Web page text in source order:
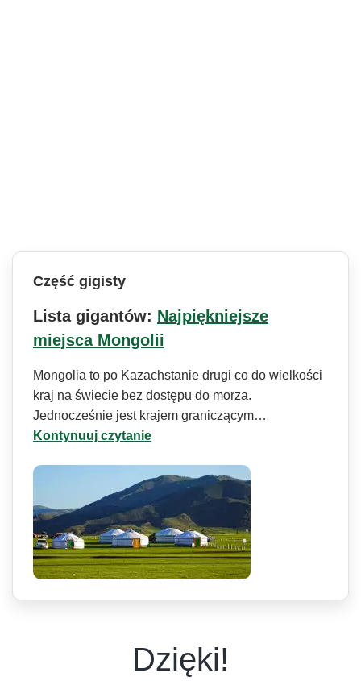
Część gigisty
Lista gigantów: Najpiękniejsze
miejsca Mongolii
Mongolia to po Kazachstanie drugi co do wielkości
kraj na świecie bez dostępu do morza.
Jednocześnie jest krajem graniczącym…
Kontynuuj czytanie
Dzięki!